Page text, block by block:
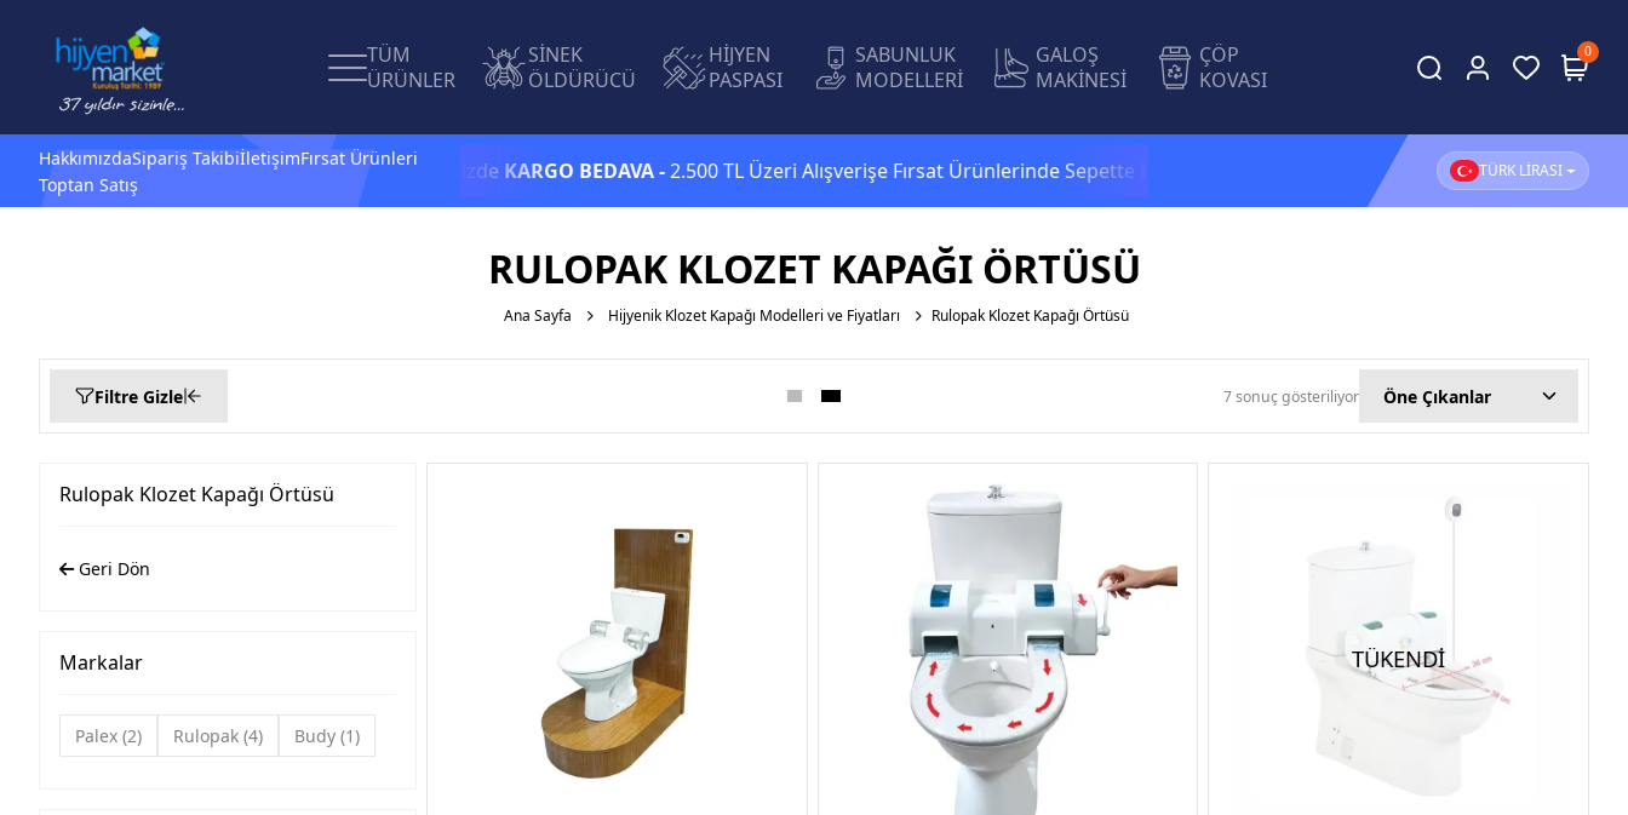
TÜM
ÜRÜNLER
SİNEK
ÖLDÜRÜCÜ
HİJYEN
PASPASI
SABUNLUK
MODELLERİ
GALOŞ
MAKİNESİ
ÇÖP
KOVASI
0
HakkımızdaSipariş TakibiİletişimFırsat Ürünleri
Toptan Satış 1.500 TL ve üzeri alışverişlerinizde KARGO BEDAVA -2.500 TL Üzeri Alışverişe Fırsat Ürünlerinde SepetteEkstra %5 İndirim! 1.500 TL ve üzeriTÜRK LİRASI
RULOPAK KLOZET KAPAĞI ÖRTÜSÜ
Ana Sayfa Hijyenik Klozet Kapağı Modelleri ve Fiyatları Rulopak Klozet Kapağı Örtüsü
Filtre Gizle 7 sonuç gösteriliyor
Filtrele
Rulopak Klozet Kapağı Örtüsü
Geri Dön
Markalar
Palex 2 Rulopak 4 Budy 1
TÜKENDİ